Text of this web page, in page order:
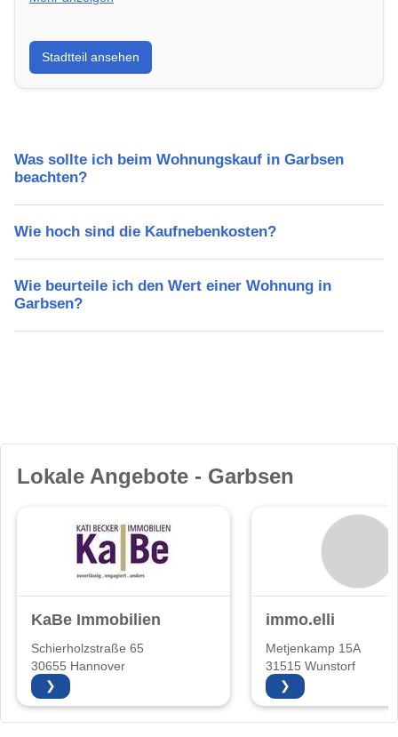
Erfahre mehr über deinen Stadtteil in Garbsen:
Lebensqualität, Verkehrsanbindung, Schulen,
Freizeitmöglichkeiten und Mietpreise.
Stadtteil ansehen
Was sollte ich beim Wohnungskauf in Garbsen
beachten?
Wie hoch sind die Kaufnebenkosten?
Wie beurteile ich den Wert einer Wohnung in
Garbsen?
Lokale Angebote - Garbsen
KaBe Immobilien
Schierholzstraße 65
30655 Hannover
❯
immo.elli
Metjenkamp 15A
31515 Wunstorf
❯